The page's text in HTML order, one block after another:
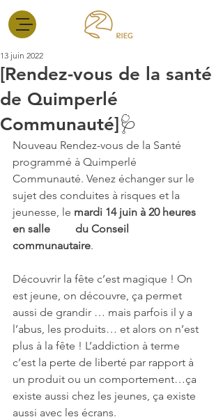
[Rendez-vous de la santé
de Quimperlé
Communauté]🩺
13 juin 2022
Nouveau Rendez-vous de la Santé
programmé à Quimperlé
Communauté. Venez échanger sur le
sujet des conduites à risques et la
jeunesse, le mardi 14 juin à 20 heures
en salle         du Conseil
communautaire.
Découvrir la fête c’est magique ! On
est jeune, on découvre, ça permet
aussi de grandir … mais parfois il y a
l’abus, les produits… et alors on n’est
plus à la fête ! L’addiction à terme
c’est la perte de liberté par rapport à
un produit ou un comportement…ça
existe aussi chez les jeunes, ça existe
aussi avec les écrans.